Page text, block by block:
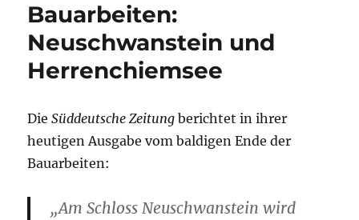
Bauarbeiten:
Neuschwanstein und
Herrenchiemsee
DieSüddeutsche Zeitung berichtet in ihrer
heutigen Ausgabe vom baldigen Ende der
Bauarbeiten:
„Am Schloss Neuschwanstein wird